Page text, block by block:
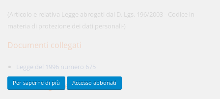
(Articolo e relativa Legge abrogati dal D. Lgs. 196/2003 - Codice in
materia di protezione dei dati personali-)
Documenti collegati
Legge del 1996 numero 675
Percorsi argomentali
Acquista ora
Per saperne di più Accesso abbonati